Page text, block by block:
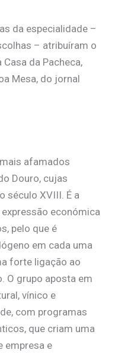
da especialidade –
– atribuíram o
da Pacheca,
Mesa, do jornal
afamados
Douro, cujas
século XVIII. É a
económica
pelo que é
em cada uma
forte ligação ao
O grupo aposta em
vínico e
com programas
que criam uma
empresa e